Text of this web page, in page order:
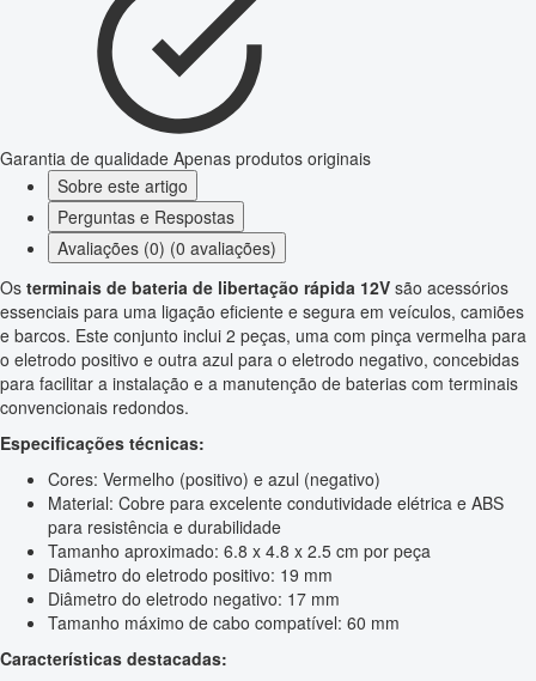
Garantia de qualidade Apenas produtos originais
Sobre este artigo
Perguntas e Respostas
Avaliações (0) (0 avaliações)
Os terminais de bateria de libertação rápida 12V são acessórios
essenciais para uma ligação eficiente e segura em veículos, camiões
e barcos. Este conjunto inclui 2 peças, uma com pinça vermelha para
o eletrodo positivo e outra azul para o eletrodo negativo, concebidas
para facilitar a instalação e a manutenção de baterias com terminais
convencionais redondos.
Especificações técnicas:
Cores: Vermelho (positivo) e azul (negativo)
Material: Cobre para excelente condutividade elétrica e ABS
para resistência e durabilidade
Tamanho aproximado: 6.8 x 4.8 x 2.5 cm por peça
Diâmetro do eletrodo positivo: 19 mm
Diâmetro do eletrodo negativo: 17 mm
Tamanho máximo de cabo compatível: 60 mm
Características destacadas: